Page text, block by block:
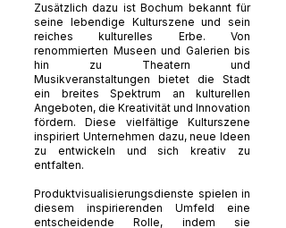
Zusätzlich dazu ist Bochum bekannt für
seine lebendige Kulturszene und sein
reiches kulturelles Erbe. Von
renommierten Museen und Galerien bis
hin zu Theatern und
Musikveranstaltungen bietet die Stadt
ein breites Spektrum an kulturellen
Angeboten, die Kreativität und Innovation
fördern. Diese vielfältige Kulturszene
inspiriert Unternehmen dazu, neue Ideen
zu entwickeln und sich kreativ zu
entfalten.
Produktvisualisierungsdienste spielen in
diesem inspirierenden Umfeld eine
entscheidende Rolle, indem sie